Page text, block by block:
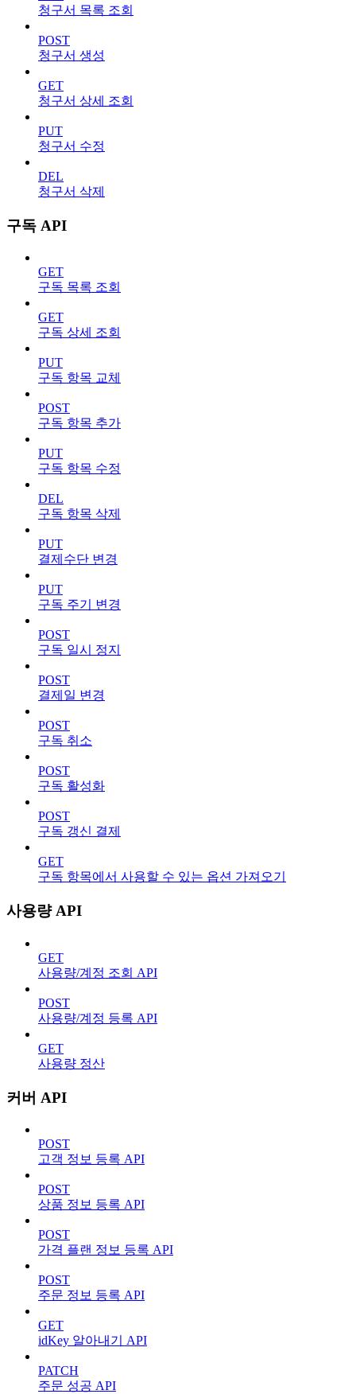
청구서 목록 조회
POST
청구서 생성
GET
청구서 상세 조회
PUT
청구서 수정
DEL
청구서 삭제
구독 API
GET
구독 목록 조회
GET
구독 상세 조회
PUT
구독 항목 교체
POST
구독 항목 추가
PUT
구독 항목 수정
DEL
구독 항목 삭제
PUT
결제수단 변경
PUT
구독 주기 변경
POST
구독 일시 정지
POST
결제일 변경
POST
구독 취소
POST
구독 활성화
POST
구독 갱신 결제
GET
구독 항목에서 사용할 수 있는 옵션 가져오기
사용량 API
GET
사용량/계정 조회 API
POST
사용량/계정 등록 API
GET
사용량 정산
커버 API
POST
고객 정보 등록 API
POST
상품 정보 등록 API
POST
가격 플랜 정보 등록 API
POST
주문 정보 등록 API
GET
idKey 알아내기 API
PATCH
주문 성공 API